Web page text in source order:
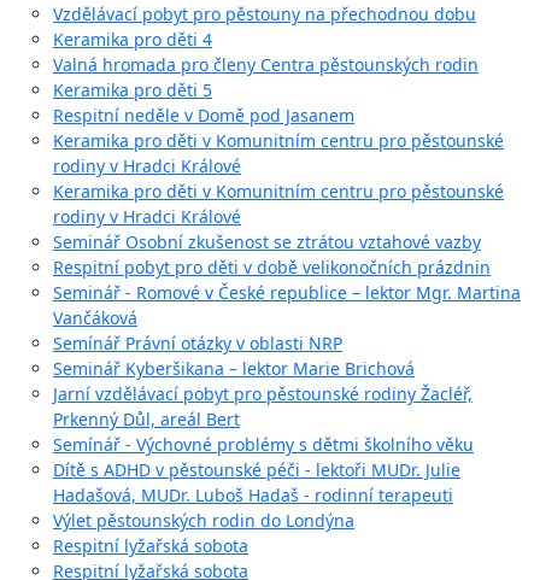
Vzdělávací pobyt pro pěstouny na přechodnou dobu
Keramika pro děti 4
Valná hromada pro členy Centra pěstounských rodin
Keramika pro děti 5
Respitní neděle v Domě pod Jasanem
Keramika pro děti v Komunitním centru pro pěstounské
rodiny v Hradci Králové
Keramika pro děti v Komunitním centru pro pěstounské
rodiny v Hradci Králové
Seminář Osobní zkušenost se ztrátou vztahové vazby
Respitní pobyt pro děti v době velikonočních prázdnin
Seminář - Romové v České republice – lektor Mgr. Martina
Vančáková
Semínář Právní otázky v oblasti NRP
Seminář Kyberšikana – lektor Marie Brichová
Jarní vzdělávací pobyt pro pěstounské rodiny Žacléř,
Prkenný Důl, areál Bert
Semínář - Výchovné problémy s dětmi školního věku
Dítě s ADHD v pěstounské péči - lektoři MUDr. Julie
Hadašová, MUDr. Luboš Hadaš - rodinní terapeuti
Výlet pěstounských rodin do Londýna
Respitní lyžařská sobota
Respitní lyžařská sobota